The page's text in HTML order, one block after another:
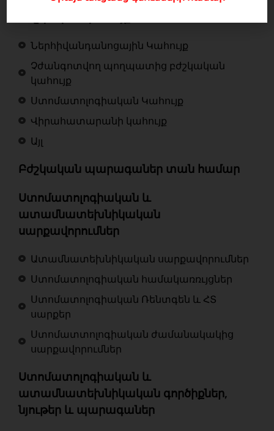
Ներհիվանդանոցային Կահույք
Չժանգոտվող պողպատից բժշկական
կահույք
Ստոմատոլոգիական Կահույք
Վիրահատարանի կահույք
Այլ
Բժշկական պարագաներ տան համար
Ստոմատոլոգիական և
ատամնատեխնիկական
սարքավորումներ
Ատամնատեխնիկական սարքավորումներ
Ստոմատոլոգիական համակառռւյցներ
Ստոմատոլոգիական Ռենտգեն և ՀՏ
սարքեր
Ստոմատտոլոգիական ժամանակակից
սարքավորումներ
Ստոմատոլոգիական և
ատամնատեխնիկական գործիքներ,
նյութեր և պարագաներ